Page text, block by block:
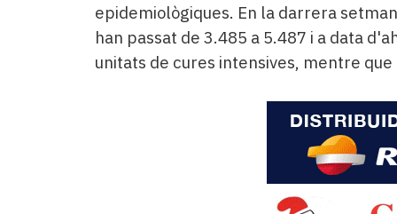
epidemiològiques. En la darrera
han passat de 3.485 a 5.487 i a data
unitats de cures intensives, mentre